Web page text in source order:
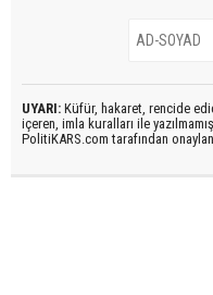
UYARI: Küfür, hakaret, rencide
içeren, imla kuralları ile
PolitiKARS.com tarafından